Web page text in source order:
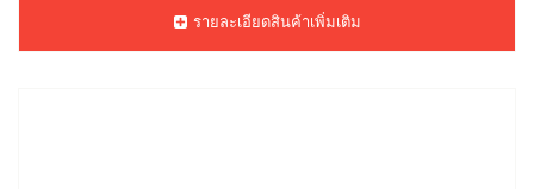
รายละเอียดสินค้าเพิ่มเติม